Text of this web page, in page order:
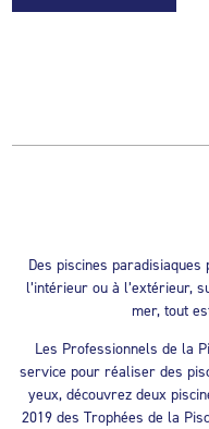
Des piscines
l’intérieur ou à l’extérieur,
mer, tout
Les Professionnels de la
service pour réaliser des
yeux, découvrez deux
2019 des Trophées de la